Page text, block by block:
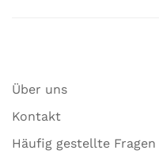
Über uns
Kontakt
Häufig gestellte Fragen